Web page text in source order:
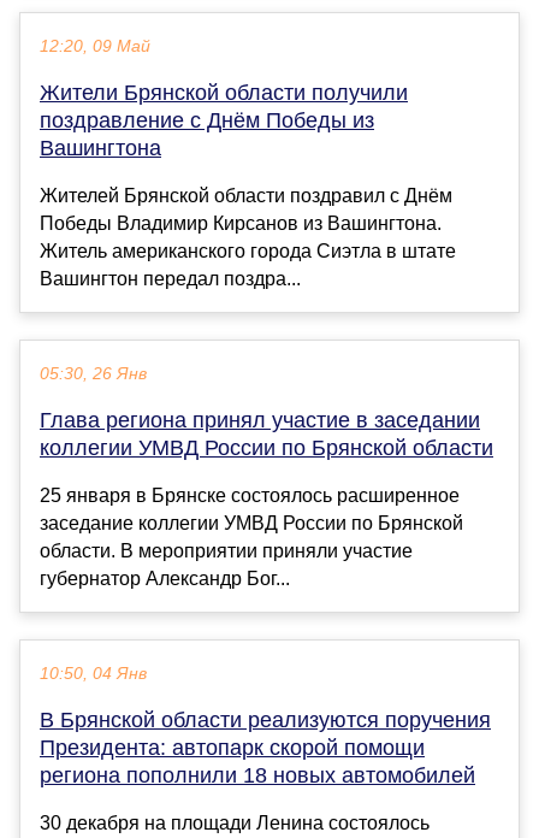
12:20, 09 Май
Жители Брянской области получили
поздравление с Днём Победы из
Вашингтона
Жителей Брянской области поздравил с Днём
Победы Владимир Кирсанов из Вашингтона.
Житель американского города Сиэтла в штате
Вашингтон передал поздра...
05:30, 26 Янв
Глава региона принял участие в заседании
коллегии УМВД России по Брянской области
25 января в Брянске состоялось расширенное
заседание коллегии УМВД России по Брянской
области. В мероприятии приняли участие
губернатор Александр Бог...
10:50, 04 Янв
В Брянской области реализуются поручения
Президента: автопарк скорой помощи
региона пополнили 18 новых автомобилей
30 декабря на площади Ленина состоялось